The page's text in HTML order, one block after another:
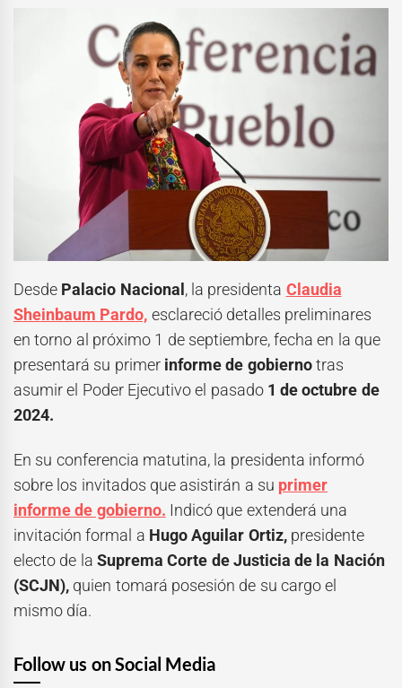
Desde Palacio Nacional, la presidenta Claudia
Sheinbaum Pardo, esclareció detalles preliminares
en torno al próximo 1 de septiembre, fecha en la que
presentará su primer informe de gobiernotras
asumir el Poder Ejecutivo el pasado 1 de octubre de
2024.
En su conferencia matutina, la presidenta informó
sobre los invitados que asistirán a su primer
informe de gobierno. Indicó que extenderá una
invitación formal a Hugo Aguilar Ortiz, presidente
electo de la Suprema Corte de Justicia de la Nación
(SCJN), quien tomará posesión de su cargo el
mismo día.
Follow us on Social Media